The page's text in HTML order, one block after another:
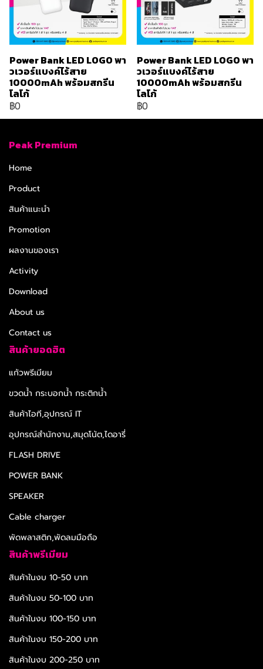
Power Bank LED LOGO พา
วเวอร์แบงค์ไร้สาย
10000mAh พร้อมสกรีน
โลโก้
฿0
Power Bank LED LOGO พา
วเวอร์แบงค์ไร้สาย
10000mAh พร้อมสกรีน
โลโก้
฿0
Peak Premium
Home
Product
สินค้าแนะนำ
Promotion
ผลงานของเรา
Activity
Download
About us
Contact us
สินค้ายอดฮิต
แก้วพรีเมียม
ขวดน้ำ กระบอกน้ำ กระติกน้ำ
สินค้าไอที,อุปกรณ์ IT
อุปกรณ์สำนักงาน,สมุดโน้ต,ไดอารี่
FLASH DRIVE
POWER BANK
SPEAKER
Cable charger
พัดพลาสติก,พัดลมมือถือ
สินค้าพรีเมียม
สินค้าในงบ 10-50 บาท
สินค้าในงบ 50-100 บาท
สินค้าในงบ 100-150 บาท
สินค้าในงบ 150-200 บาท
สินค้าในงบ 200-250 บาท